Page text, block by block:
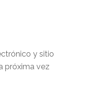
y sitio
próxima vez